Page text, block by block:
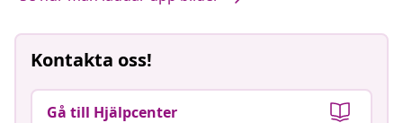
Kontakta oss!
Gå till Hjälpcenter